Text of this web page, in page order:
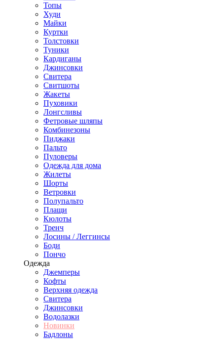
Топы
Худи
Майки
Куртки
Толстовки
Туники
Кардиганы
Джинсовки
Свитера
Свитшоты
Жакеты
Пуховики
Лонгсливы
Фетровые шляпы
Комбинезоны
Пиджаки
Пальто
Пуловеры
Одежда для дома
Жилеты
Шорты
Ветровки
Полупальто
Плащи
Кюлоты
Тренч
Лосины / Леггинсы
Боди
Пончо
Одежда
Джемперы
Кофты
Верхняя одежда
Свитера
Джинсовки
Водолазки
Новинки
Бадлоны